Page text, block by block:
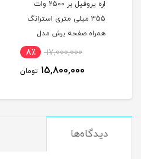
اره پروفیل بر 2500 وات
355 میلی متری استرانگ
همراه صفحه برش مدل
STRONG STG2500 در حد 17,000,000 8٪
15,800,000 تومان
دیدگاه‌ها